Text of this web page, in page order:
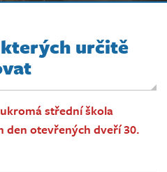
určitě
střední škola
den otevřených dveří 30.